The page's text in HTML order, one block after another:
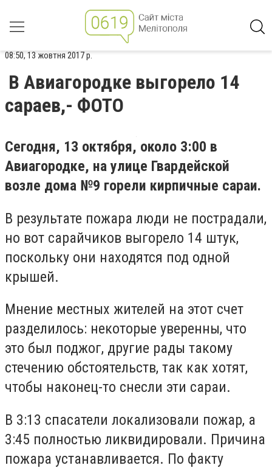
08:50, 13 жовтня 2017 р.
В Авиагородке выгорело 14
сараев,- ФОТО
Сегодня, 13 октября, около 3:00 в
Авиагородке, на улице Гвардейской
возле дома №9 горели кирпичные сараи.
В результате пожара люди не пострадали,
но вот сарайчиков выгорело 14 штук,
поскольку они находятся под одной
крышей.
Мнение местных жителей на этот счет
разделилось: некоторые уверенны, что
это был поджог, другие рады такому
стечению обстоятельств, так как хотят,
чтобы наконец-то снесли эти сараи.
В 3:13 спасатели локализовали пожар, а
3:45 полностью ликвидировали. Причина
пожара устанавливается. По факту